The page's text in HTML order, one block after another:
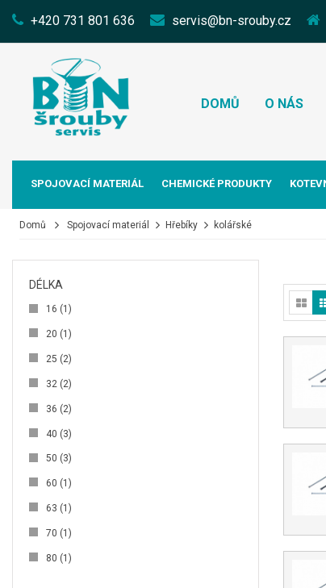
+420 731 801 636 servis@bn-srouby.cz
DOMŮ O NÁS
SPOJOVACÍ MATERIÁL CHEMICKÉ PRODUKTY
Domů Spojovací materiál Hřebíky kolářské
DÉLKA
16 (1)
20 (1)
25 (2)
32 (2)
36 (2)
40 (3)
50 (3)
60 (1)
63 (1)
70 (1)
80 (1)